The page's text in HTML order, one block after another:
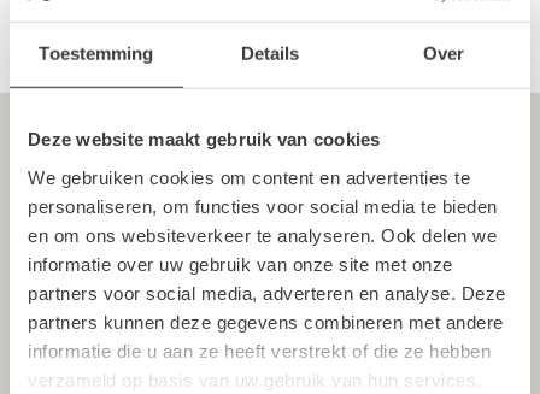
Toestemming Details Over
Deze website maakt gebruik van cookies
We gebruiken cookies om content en advertenties te
personaliseren, om functies voor social media te bieden
en om ons websiteverkeer te analyseren. Ook delen we
informatie over uw gebruik van onze site met onze
partners voor social media, adverteren en analyse. Deze
partners kunnen deze gegevens combineren met andere
informatie die u aan ze heeft verstrekt of die ze hebben
verzameld op basis van uw gebruik van hun services.